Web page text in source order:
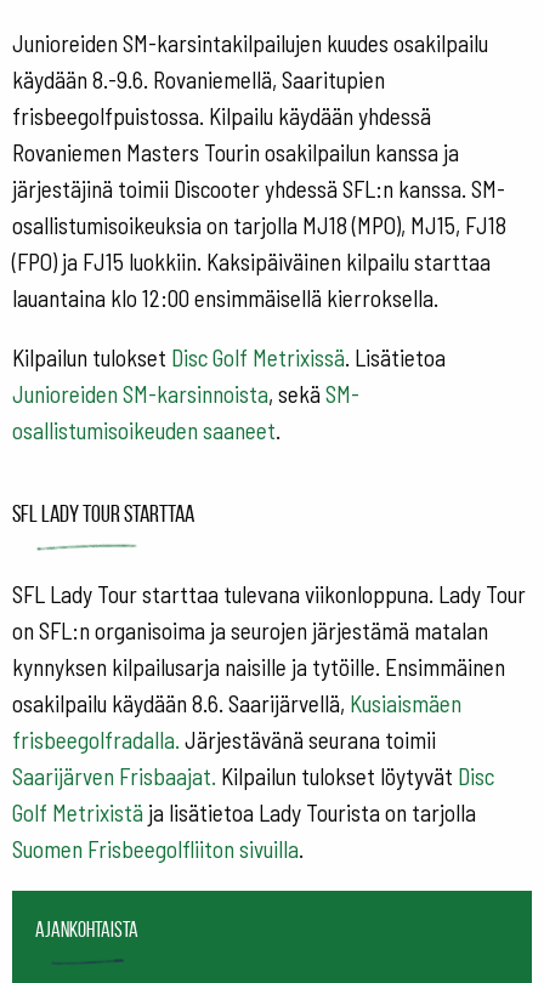
Junioreiden SM-karsintakilpailujen kuudes osakilpailu
käydään 8.-9.6. Rovaniemellä, Saaritupien
frisbeegolfpuistossa. Kilpailu käydään yhdessä
Rovaniemen Masters Tourin osakilpailun kanssa ja
järjestäjinä toimii Discooter yhdessä SFL:n kanssa. SM-
osallistumisoikeuksia on tarjolla MJ18 (MPO), MJ15, FJ18
(FPO) ja FJ15 luokkiin. Kaksipäiväinen kilpailu starttaa
lauantaina klo 12:00 ensimmäisellä kierroksella.
Kilpailun tulokset Disc Golf Metrixissä. Lisätietoa
Junioreiden SM-karsinnoista, sekä SM-
osallistumisoikeuden saaneet.
SFL Lady Tour starttaa
SFL Lady Tour starttaa tulevana viikonloppuna. Lady Tour
on SFL:n organisoima ja seurojen järjestämä matalan
kynnyksen kilpailusarja naisille ja tytöille. Ensimmäinen
osakilpailu käydään 8.6. Saarijärvellä, Kusiaismäen
frisbeegolfradalla. Järjestävänä seurana toimii
Saarijärven Frisbaajat. Kilpailun tulokset löytyvät Disc
Golf Metrixistä ja lisätietoa Lady Tourista on tarjolla
Suomen Frisbeegolfliiton sivuilla.
Ajankohtaista